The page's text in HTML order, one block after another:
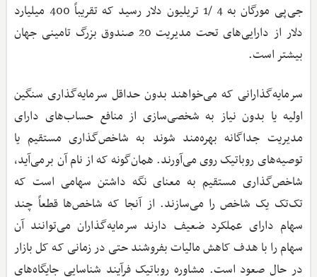
جی‌پی مورگان به 4 /1 تریلیون دلار رسید که تقریباً 400 میلیارد
دلار از دارایی‌های تحت مدیریت 20 صندوق بزرگ تامینی جهان
بیشتر است.
سرمایه‌گذارانی که می‌خواهند بدون حداقل سرمایه‌گذاری سنگین
اولیه یا بدون نیاز به شخصی‌سازی از منافع حساب‌های دارای
مدیریت جداگانه بهره‌مند شوند به شاخص‌گذاری مستقیم یا
توصیه‌های روباتیک روی می‌آورند. همان‌گونه که از نام آن برمی‌آید،
شاخص‌گذاری مستقیم به معنای نگه داشتن سهامی است که
تک‌تک یک شاخص را می‌سازند. از آنجا که شاخص‌ها قطعاً چند
سهام دارای عملکرد ضعیف دارند سرمایه‌گذاران می‌توانند آن
سهام را با هدف کاهش مالیات بفروشند حتی در زمانی که کل بازار
در حال صعود است. مشاوره روباتیک فرآیند شناسایی جایگاه‌های